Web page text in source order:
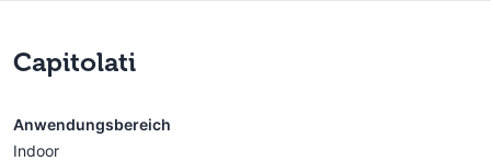
Capitolati
Anwendungsbereich
Indoor